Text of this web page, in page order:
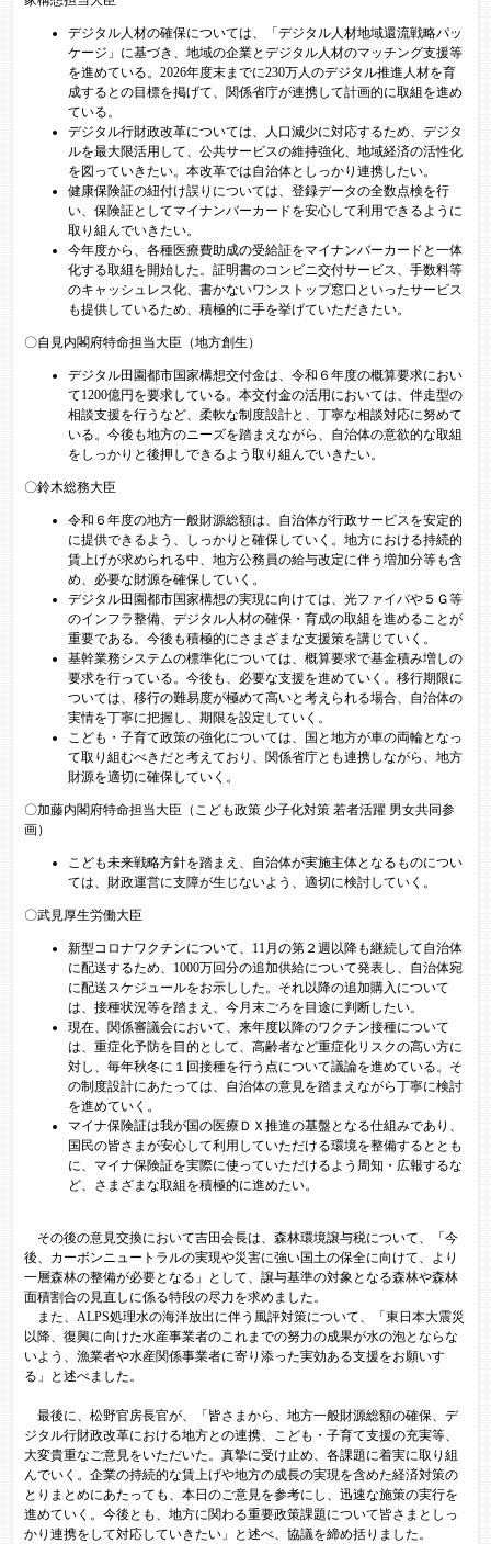
デジタル人材の確保については、「デジタル人材地域還流戦略パッ
ケージ」に基づき、地域の企業とデジタル人材のマッチング支援等
を進めている。2026年度末までに230万人のデジタル推進人材を育
成するとの目標を掲げて、関係省庁が連携して計画的に取組を進め
ている。
デジタル行財政改革については、人口減少に対応するため、デジタ
ルを最大限活用して、公共サービスの維持強化、地域経済の活性化
を図っていきたい。本改革では自治体としっかり連携したい。
健康保険証の紐付け誤りについては、登録データの全数点検を行
い、保険証としてマイナンバーカードを安心して利用できるように
取り組んでいきたい。
今年度から、各種医療費助成の受給証をマイナンバーカードと一体
化する取組を開始した。証明書のコンビニ交付サービス、手数料等
のキャッシュレス化、書かないワンストップ窓口といったサービス
も提供しているため、積極的に手を挙げていただきたい。
〇自見内閣府特命担当大臣（地方創生）
デジタル田園都市国家構想交付金は、令和６年度の概算要求におい
て1200億円を要求している。本交付金の活用においては、伴走型の
相談支援を行うなど、柔軟な制度設計と、丁寧な相談対応に努めて
いる。今後も地方のニーズを踏まえながら、自治体の意欲的な取組
をしっかりと後押しできるよう取り組んでいきたい。
〇鈴木総務大臣
令和６年度の地方一般財源総額は、自治体が行政サービスを安定的
に提供できるよう、しっかりと確保していく。地方における持続的
賃上げが求められる中、地方公務員の給与改定に伴う増加分等も含
め、必要な財源を確保していく。
デジタル田園都市国家構想の実現に向けては、光ファイバや５Ｇ等
のインフラ整備、デジタル人材の確保・育成の取組を進めることが
重要である。今後も積極的にさまざまな支援策を講じていく。
基幹業務システムの標準化については、概算要求で基金積み増しの
要求を行っている。今後も、必要な支援を進めていく。移行期限に
ついては、移行の難易度が極めて高いと考えられる場合、自治体の
実情を丁寧に把握し、期限を設定していく。
こども・子育て政策の強化については、国と地方が車の両輪となっ
て取り組むべきだと考えており、関係省庁とも連携しながら、地方
財源を適切に確保していく。
〇加藤内閣府特命担当大臣（こども政策 少子化対策 若者活躍 男女共同参
画）
こども未来戦略方針を踏まえ、自治体が実施主体となるものについ
ては、財政運営に支障が生じないよう、適切に検討していく。
〇武見厚生労働大臣
新型コロナワクチンについて、11月の第２週以降も継続して自治体
に配送するため、1000万回分の追加供給について発表し、自治体宛
に配送スケジュールをお示しした。それ以降の追加購入について
は、接種状況等を踏まえ、今月末ごろを目途に判断したい。
現在、関係審議会において、来年度以降のワクチン接種について
は、重症化予防を目的として、高齢者など重症化リスクの高い方に
対し、毎年秋冬に１回接種を行う点について議論を進めている。そ
の制度設計にあたっては、自治体の意見を踏まえながら丁寧に検討
を進めていく。
マイナ保険証は我が国の医療ＤＸ推進の基盤となる仕組みであり、
国民の皆さまが安心して利用していただける環境を整備するととも
に、マイナ保険証を実際に使っていただけるよう周知・広報するな
ど、さまざまな取組を積極的に進めたい。
その後の意見交換において吉田会長は、森林環境譲与税について、「今
後、カーボンニュートラルの実現や災害に強い国土の保全に向けて、より
一層森林の整備が必要となる」として、譲与基準の対象となる森林や森林
面積割合の見直しに係る特段の尽力を求めました。
また、ALPS処理水の海洋放出に伴う風評対策について、「東日本大震災
以降、復興に向けた水産事業者のこれまでの努力の成果が水の泡とならな
いよう、漁業者や水産関係事業者に寄り添った実効ある支援をお願いす
る」と述べました。
最後に、松野官房長官が、「皆さまから、地方一般財源総額の確保、デ
ジタル行財政改革における地方との連携、こども・子育て支援の充実等、
大変貴重なご意見をいただいた。真摯に受け止め、各課題に着実に取り組
んでいく。企業の持続的な賃上げや地方の成長の実現を含めた経済対策の
とりまとめにあたっても、本日のご意見を参考にし、迅速な施策の実行を
進めていく。今後とも、地方に関わる重要政策課題について皆さまとしっ
かり連携をして対応していきたい」と述べ、協議を締め括りました。